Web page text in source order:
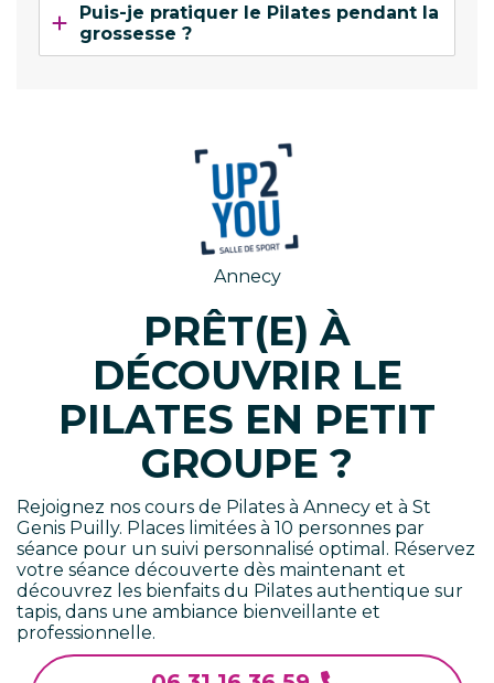
Puis-je pratiquer le Pilates pendant la
grossesse ?
Annecy
PRÊT(E) À
DÉCOUVRIR LE
PILATES EN PETIT
GROUPE ?
Rejoignez nos cours de Pilates à Annecy et à St
Genis Puilly. Places limitées à 10 personnes par
séance pour un suivi personnalisé optimal. Réservez
votre séance découverte dès maintenant et
découvrez les bienfaits du Pilates authentique sur
tapis, dans une ambiance bienveillante et
professionnelle.